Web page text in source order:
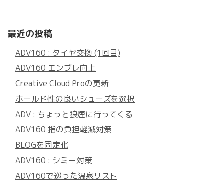
最近の投稿
ADV160 : タイヤ交換 (1回目)
ADV160 エンブレ向上
Creative Cloud Proの更新
ホールド性の良いシューズを選択
ADV : ちょっと狼煙に行ってくる
ADV160 指の負担軽減対策
BLOGを固定化
ADV160 : シミー対策
ADV160で巡った温泉リスト